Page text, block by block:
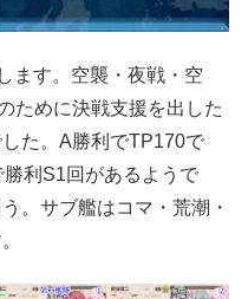
ます。空襲・夜戦・空
ために決戦支援を出した
た。A勝利でTP170で
利S1回があるようで
。サブ艦はコマ・荒潮・